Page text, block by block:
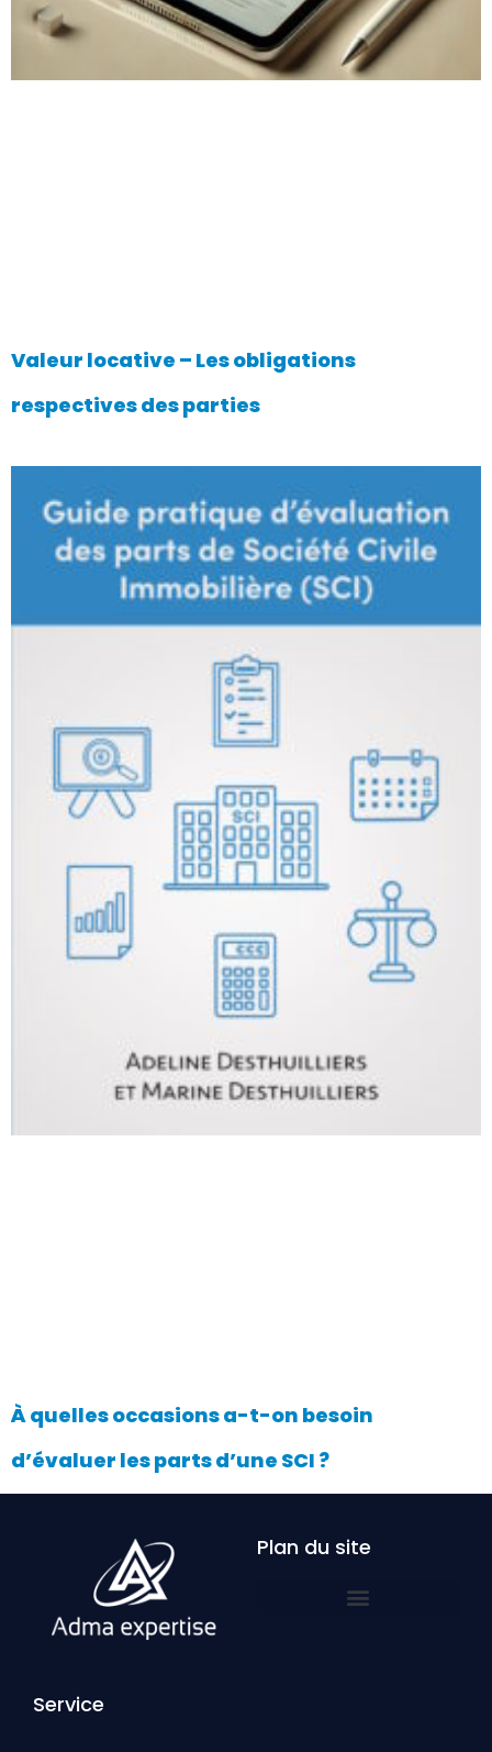
Valeur locative – Les obligations
respectives des parties
À quelles occasions a-t-on besoin
d’évaluer les parts d’une SCI ?
Plan du site
Service